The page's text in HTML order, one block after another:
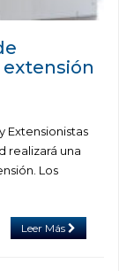
Extensionistas
realizará una
Los
Leer Más